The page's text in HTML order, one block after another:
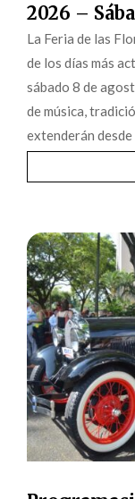
2026 –
La Feria de las
de los días más
sábado 8 de
de música,
extenderán desde